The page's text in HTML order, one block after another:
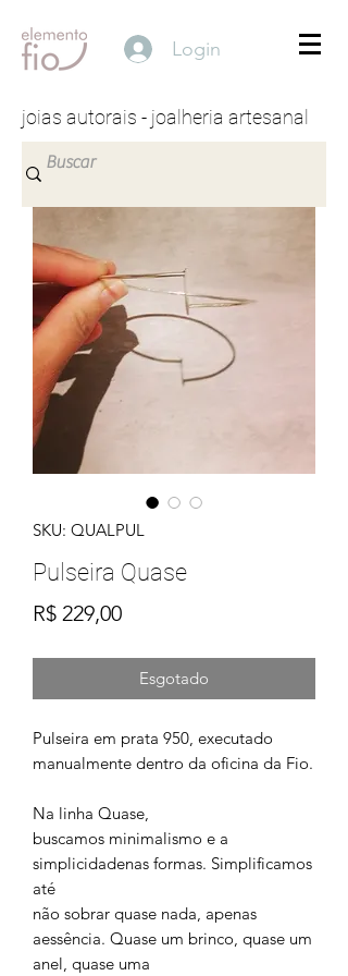
Login
joias autorais - joalheria artesanal
SKU: QUALPUL
Pulseira Quase
R$ 229,00Preço
Esgotado
Pulseira em prata 950, executado
manualmente dentro da oficina da Fio.
Na linha Quase,
buscamos minimalismo e a
simplicidadenas formas. Simplificamos
até
não sobrar quase nada, apenas
aessência. Quase um brinco, quase um
anel, quase uma